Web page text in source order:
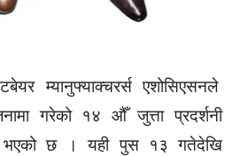
म्यानुफ्याक्चरर्स एशोसिएसनले
गरेको १४ औँ जुत्ता प्रदर्शनी
भएको छ । यही पुस १३ गतेदेखि